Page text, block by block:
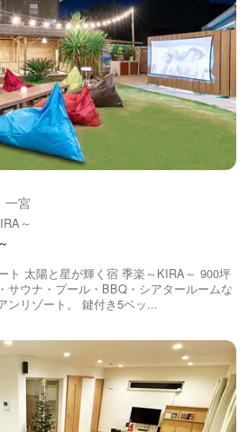
一宮
～
ト 太陽と星が輝く宿 季楽～KIRA～ 900坪
サウナ・プール・BBQ・シアタールームな
ンリゾート。 鍵付き5ベッ...